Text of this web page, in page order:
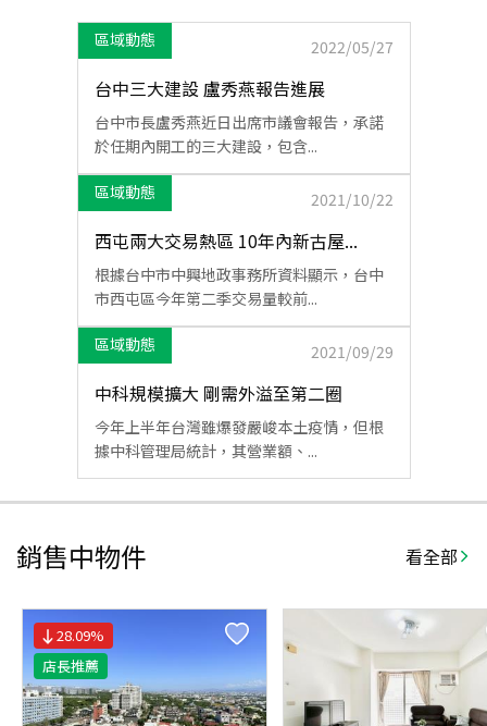
區域動態 2022/05/27
台中三大建設 盧秀燕報告進展
台中市長盧秀燕近日出席市議會報告，承諾
於任期內開工的三大建設，包含...
區域動態 2021/10/22
西屯兩大交易熱區 10年內新古屋...
根據台中市中興地政事務所資料顯示，台中
市西屯區今年第二季交易量較前...
區域動態 2021/09/29
中科規模擴大 剛需外溢至第二圈
今年上半年台灣雖爆發嚴峻本土疫情，但根
據中科管理局統計，其營業額、...
銷售中物件 看全部
28.09%
店長推薦